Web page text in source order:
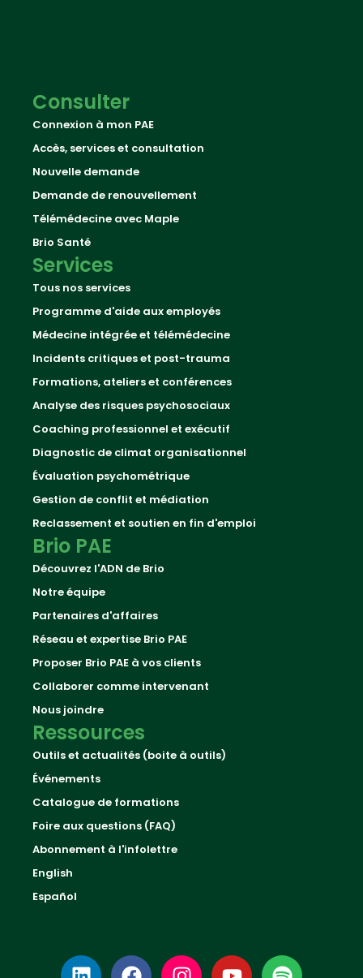
Consulter
Connexion à mon PAE
Accès, services et consultation
Nouvelle demande
Demande de renouvellement
Télémédecine avec Maple
Brio Santé
Services
Tous nos services
Programme d'aide aux employés
Médecine intégrée et télémédecine
Incidents critiques et post-trauma
Formations, ateliers et conférences
Analyse des risques psychosociaux
Coaching professionnel et exécutif
Diagnostic de climat organisationnel
Évaluation psychométrique
Gestion de conflit et médiation
Reclassement et soutien en fin d'emploi
Brio PAE
Découvrez l'ADN de Brio
Notre équipe
Partenaires d'affaires
Réseau et expertise Brio PAE
Proposer Brio PAE à vos clients
Collaborer comme intervenant
Nous joindre
Ressources
Outils et actualités (boite à outils)
Événements
Catalogue de formations
Foire aux questions (FAQ)
Abonnement à l'infolettre
English
Español